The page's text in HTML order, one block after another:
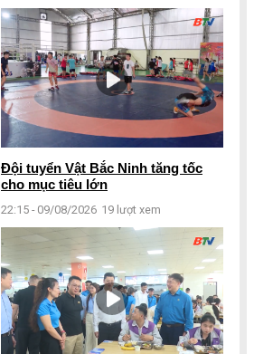
Đội tuyển Vật Bắc Ninh tăng tốc
cho mục tiêu lớn
22:15 - 09/08/2026 19 lượt xem